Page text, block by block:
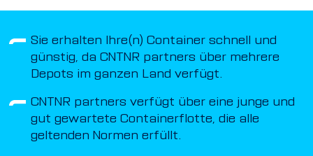
Sie erhalten Ihre(n) Container schnell und
günstig, da CNTNR partners über mehrere
Depots im ganzen Land verfügt.
CNTNR partners verfügt über eine junge und
gut gewartete Containerflotte, die alle
geltenden Normen erfüllt.